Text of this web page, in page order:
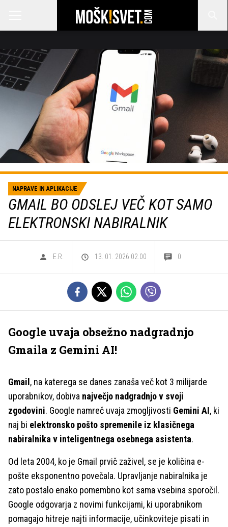
NAPRAVE IN APLIKACIJE
GMAIL BO ODSLEJ VEČ KOT SAMO
ELEKTRONSKI NABIRALNIK
E.R. 13. 01. 2026 02.00 0
Google uvaja obsežno nadgradnjo
Gmaila z Gemini AI!
Gmail , na katerega se danes zanaša več kot 3 milijarde
uporabnikov, dobiva največjo nadgradnjo v svoji
zgodovini. Google namreč uvaja zmogljivosti Gemini AI, ki
naj bi elektronsko pošto spremenile iz klasičnega
nabiralnika v inteligentnega osebnega asistenta.
Od leta 2004, ko je Gmail prvič zaživel, se je količina e-
pošte eksponentno povečala. Upravljanje nabiralnika je
zato postalo enako pomembno kot sama vsebina sporočil.
Google odgovarja z novimi funkcijami, ki uporabnikom
pomagajo hitreje najti informacije, učinkoviteje pisati in